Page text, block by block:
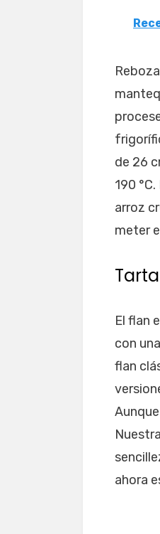
de 26
190
arroz
meter
El flan
con
flan
ahora